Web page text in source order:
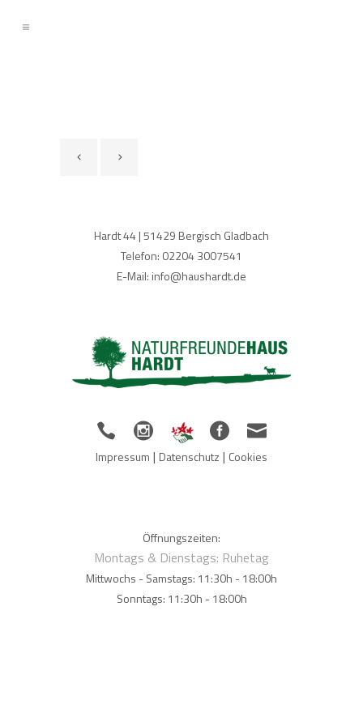
Hardt 44 | 51429 Bergisch Gladbach
Telefon: 02204 3007541
E-Mail: info@haushardt.de
Impressum | Datenschutz | Cookies
Öffnungszeiten:
Montags & Dienstags: Ruhetag
Mittwochs - Samstags: 11:30h - 18:00h
Sonntags: 11:30h - 18:00h